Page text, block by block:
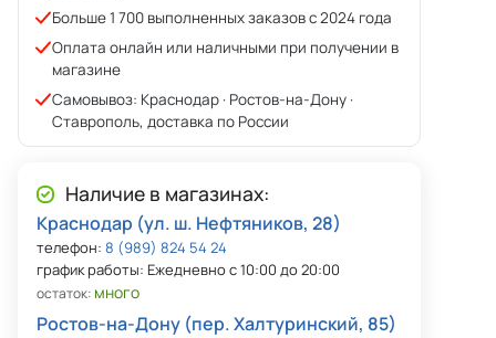
Больше 1 700 выполненных заказов с 2024 года
Оплата онлайн или наличными при получении в
магазине
Самовывоз: Краснодар · Ростов-на-Дону ·
Ставрополь, доставка по России
Наличие в магазинах:
Краснодар (ул. ш. Нефтяников, 28)
телефон: 8 (989) 824 54 24
график работы: Ежедневно с 10:00 до 20:00
остаток: много
Ростов-на-Дону (пер. Халтуринский, 85)